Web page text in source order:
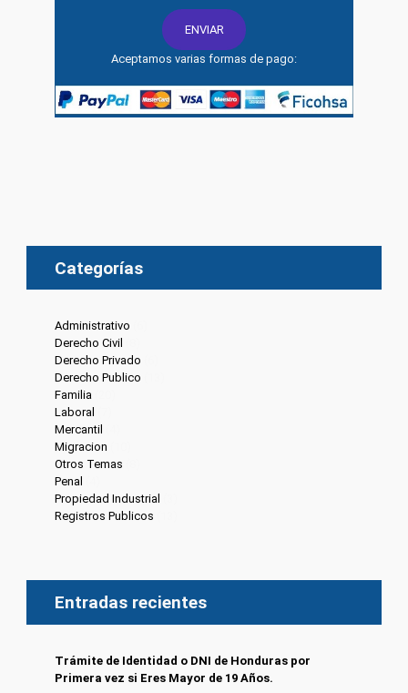
Aceptamos varias formas de pago:
Categorías
Administrativo
Derecho Civil
Derecho Privado
Derecho Publico
Familia
Laboral
Mercantil
Migracion
Otros Temas
Penal
Propiedad Industrial
Registros Publicos
Entradas recientes
Trámite de Identidad o DNI de Honduras por
Primera vez si Eres Mayor de 19 Años.